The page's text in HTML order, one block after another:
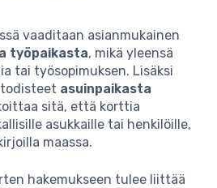
vaaditaan asianmukainen
työpaikasta, mikä yleensä
tai työsopimuksen. Lisäksi
asuinpaikasta
sitä, että korttia
asukkaille tai henkilöille,
maassa.
hakemukseen tulee liittää